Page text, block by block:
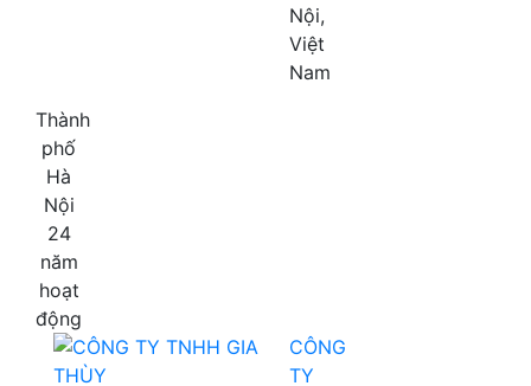
Nội,
Việt
Nam
Thành
phố
Hà
Nội
24
năm
hoạt
động
CÔNG
TY